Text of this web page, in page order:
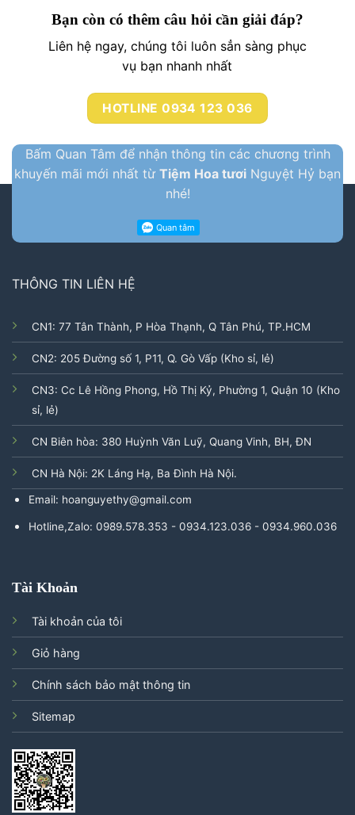
Bạn còn có thêm câu hỏi cần giải đáp?
Liên hệ ngay, chúng tôi luôn sẳn sàng phục
vụ bạn nhanh nhất
HOTLINE 0934 123 036
Bấm Quan Tâm để nhận thông tin các chương trình
khuyến mãi mới nhất từ Tiệm Hoa tươi Nguyệt Hỷ bạn
nhé!
THÔNG TIN LIÊN HỆ
CN1: 77 Tân Thành, P Hòa Thạnh, Q Tân Phú, TP.HCM
CN2: 205 Đường số 1, P11, Q. Gò Vấp (Kho sỉ, lẻ)
CN3: Cc Lê Hồng Phong, Hồ Thị Kỷ, Phường 1, Quận 10 (Kho
sỉ, lẻ)
CN Biên hòa: 380 Huỳnh Văn Luỹ, Quang Vinh, BH, ĐN
CN Hà Nội: 2K Láng Hạ, Ba Đình Hà Nội.
Email: hoanguyethy@gmail.com
Hotline,Zalo: 0989.578.353 - 0934.123.036 - 0934.960.036
Tài Khoản
Tài khoản của tôi
Giỏ hàng
Chính sách bảo mật thông tin
Sitemap